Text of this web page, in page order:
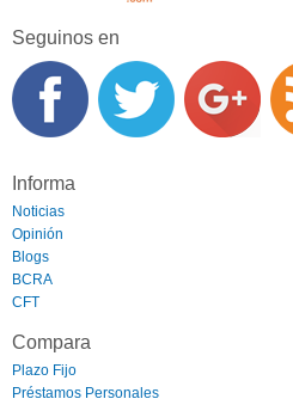
Seguinos en
Informa
Noticias
Opinión
Blogs
BCRA
CFT
Compara
Plazo Fijo
Préstamos Personales